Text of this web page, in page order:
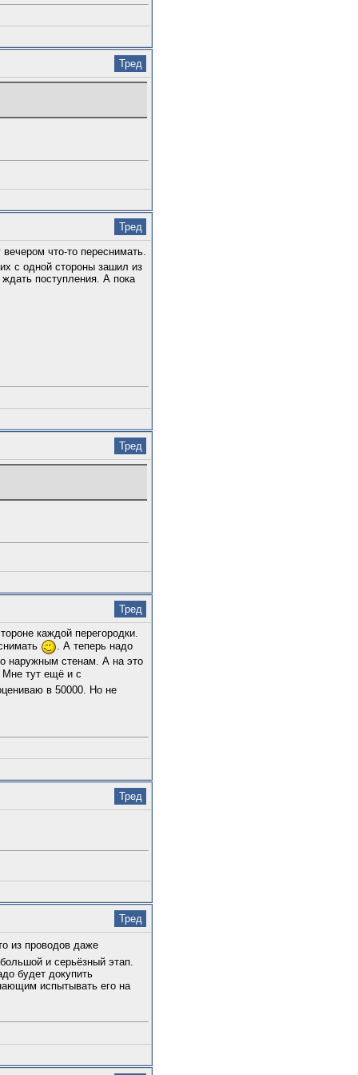
Тред
Тред
что-то переснимать.
с одной стороны зашил из
поступления. А пока
Тред
Тред
каждой перегородки.
. А теперь надо
наружным стенам. А на это
Мне тут ещё и с
в 50000. Но не
Тред
Тред
из проводов даже
и серьёзный этап.
будет докупить
испытывать его на